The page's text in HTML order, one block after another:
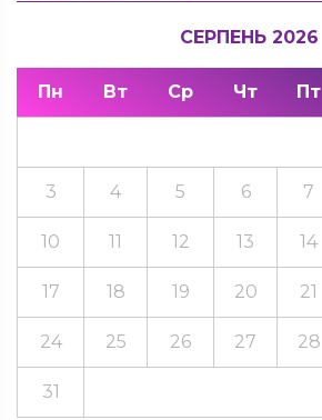
СЕРПЕНЬ 2026
Пн Вт Ср Чт Пт
3 4 5 6 7
10 11 12 13 14
17 18 19 20 21
24 25 26 27 28
31